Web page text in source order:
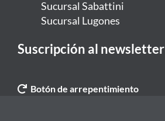
Sucursal Sabattini
Sucursal Lugones
Suscripción al newsletter
Botón de arrepentimiento